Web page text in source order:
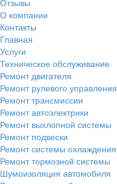
Отзывы
О компании
Контакты
Главная
Услуги
Техническое обслуживание
Ремонт двигателя
Ремонт рулевого управления
Ремонт трансмиссии
Ремонт автоэлектрики
Ремонт выхлопной системы
Ремонт подвески
Ремонт системы охлаждения
Ремонт тормозной системы
Шумоизоляция автомобиля